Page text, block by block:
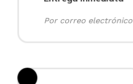
Por correo electrónico